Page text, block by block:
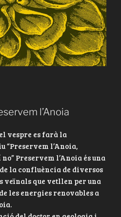
l’Anoia
vespre es farà la
“Preservem l’Anoia,
Preservem l’Anoia és una
la confluència de diversos
veïnals que vetllen per una
les energies renovables a